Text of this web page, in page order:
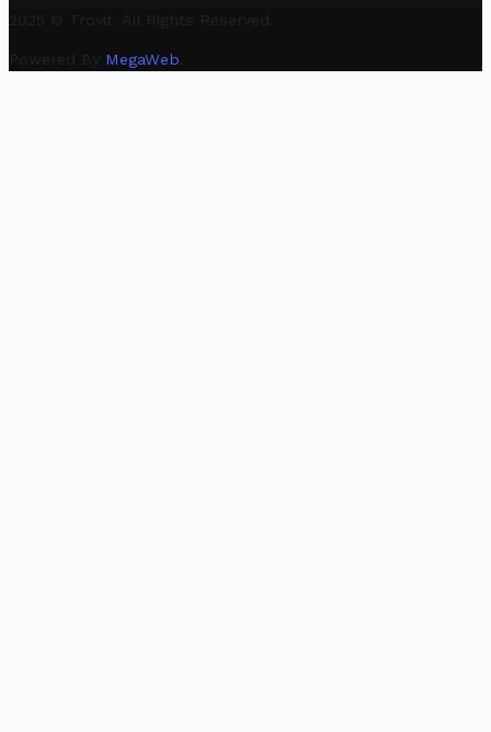
2025 © Trovit. All Rights Reserved.
Powered By MegaWeb